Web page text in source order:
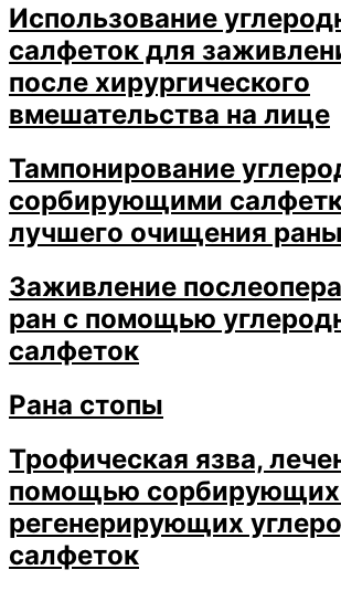
Использование
салфеток для
после хирургического
вмешательства на лице
Тампонирование
сорбирующими
лучшего очищения раны
Заживление
ран с помощью
салфеток
Рана стопы
Трофическая язва,
помощью
регенерирующих
салфеток